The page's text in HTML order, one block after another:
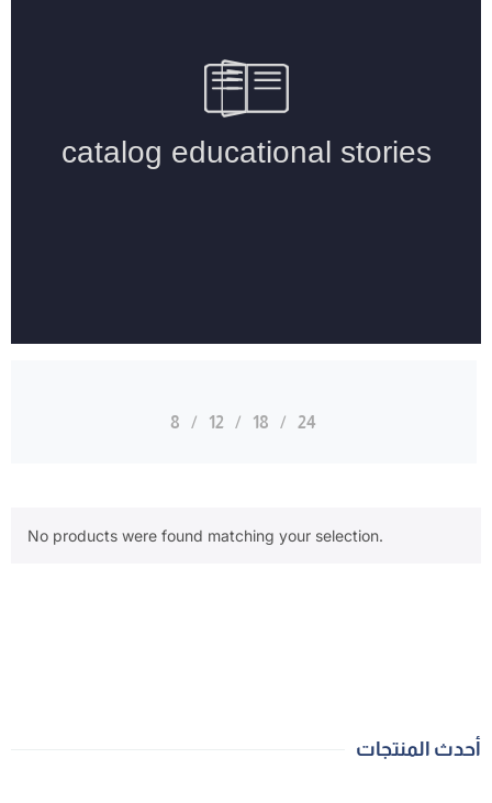
8 12 18 24
No products were found matching your selection.
أحدث المنتجات